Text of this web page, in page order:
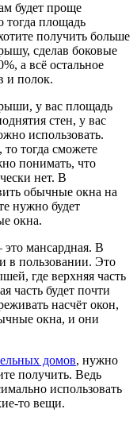
будет проще
тогда площадь
получить больше
сделав боковые
а всё остальное
и полок.
у вас площадь
стен, у вас
использовать.
тогда сможете
понимать, что
нет. В
обычные окна на
нужно будет
окна.
мансардная. В
в пользовании. Это
где верхняя часть
часть будет почти
насчёт окон,
окна, и они
домов, нужно
получить. Ведь
использовать
то вещи.